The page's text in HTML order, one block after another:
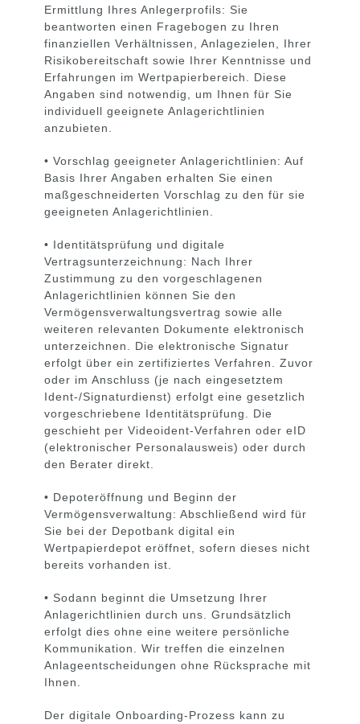
Ermittlung Ihres Anlegerprofils: Sie
beantworten einen Fragebogen zu Ihren
finanziellen Verhältnissen, Anlagezielen, Ihrer
Risikobereitschaft sowie Ihrer Kenntnisse und
Erfahrungen im Wertpapierbereich. Diese
Angaben sind notwendig, um Ihnen für Sie
individuell geeignete Anlagerichtlinien
anzubieten.
• Vorschlag geeigneter Anlagerichtlinien: Auf
Basis Ihrer Angaben erhalten Sie einen
maßgeschneiderten Vorschlag zu den für sie
geeigneten Anlagerichtlinien.
• Identitätsprüfung und digitale
Vertragsunterzeichnung: Nach Ihrer
Zustimmung zu den vorgeschlagenen
Anlagerichtlinien können Sie den
Vermögensverwaltungsvertrag sowie alle
weiteren relevanten Dokumente elektronisch
unterzeichnen. Die elektronische Signatur
erfolgt über ein zertifiziertes Verfahren. Zuvor
oder im Anschluss (je nach eingesetztem
Ident-/Signaturdienst) erfolgt eine gesetzlich
vorgeschriebene Identitätsprüfung. Die
geschieht per Videoident-Verfahren oder eID
(elektronischer Personalausweis) oder durch
den Berater direkt.
• Depoteröffnung und Beginn der
Vermögensverwaltung: Abschließend wird für
Sie bei der Depotbank digital ein
Wertpapierdepot eröffnet, sofern dieses nicht
bereits vorhanden ist.
• Sodann beginnt die Umsetzung Ihrer
Anlagerichtlinien durch uns. Grundsätzlich
erfolgt dies ohne eine weitere persönliche
Kommunikation. Wir treffen die einzelnen
Anlageentscheidungen ohne Rücksprache mit
Ihnen.
Der digitale Onboarding-Prozess kann zu